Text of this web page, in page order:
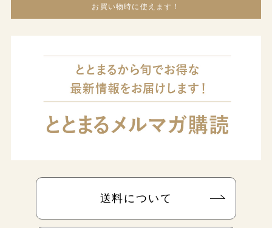
お買い物時に使えます！
送料について